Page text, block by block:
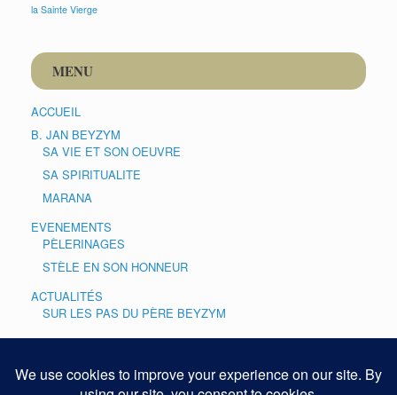
la Sainte Vierge
MENU
ACCUEIL
B. JAN BEYZYM
SA VIE ET SON OEUVRE
SA SPIRITUALITE
MARANA
EVENEMENTS
PÈLERINAGES
STÈLE EN SON HONNEUR
ACTUALITÉS
SUR LES PAS DU PÈRE BEYZYM
CULTE
GALERIES